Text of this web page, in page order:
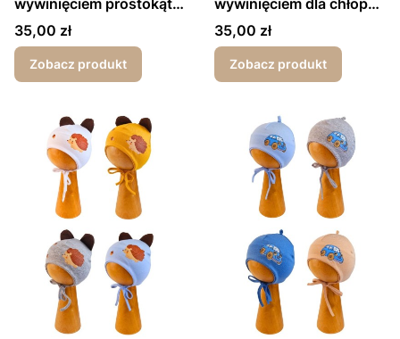
dla chłopca
wiosna/jesień
Cena
35,00 zł
Zobacz produkt
wiosna/jesień kolorowe
druki
Cena
35,00 zł
Zobacz produkt